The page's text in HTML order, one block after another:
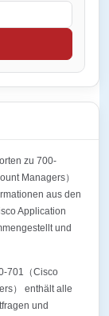
zu 700-
Managers）
aus den
Application
und
701（Cisco
） enthält alle
und